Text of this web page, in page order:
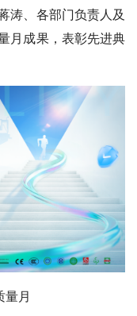
涛、各部门负责人及
月成果，表彰先进典
量月